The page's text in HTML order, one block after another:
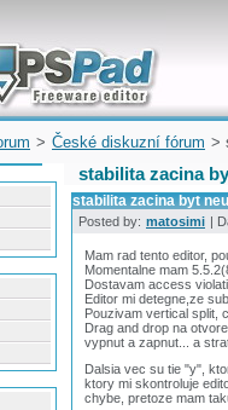
problems and quickly
for Microsoft
> České diskuzní fórum >
stabilita zacina
stabilita zacina byt
Posted by: matosimi |
Mam rad tento editor,
Momentalne mam
Dostavam access
Editor mi detegne,ze
Pouzivam vertical split,
Drag and drop na
vypnut a zapnut... a
Dalsia vec su tie "y",
ktory mi skontroluje
chybe, pretoze mam